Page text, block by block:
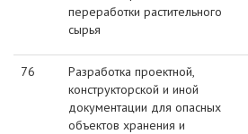
переработки растительного
сырья
76
Разработка проектной,
конструкторской и иной
документации для опасных
объектов хранения и